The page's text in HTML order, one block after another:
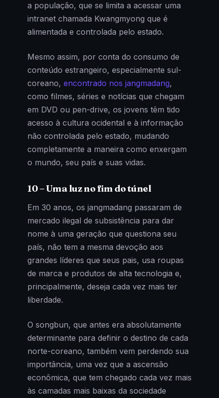
a população, que se limita a acessar uma
intranet chamada Kwangmyong que é
alimentada e controlada pelo estado.
Mesmo assim, por conta do consumo de
conteúdo estrangeiro, especialmente sul-
coreano, encontrado nos jangmadang,
como filmes, séries e notícias que chegam
em DVD ou pen-drive, os jovens têm tido
acesso à cultura ocidental e à informação
não controlada pelo estado, mudando
completamente a maneira como enxergam
o mundo, seu país e suas vidas.
10 – Uma luz no fim do túnel
Em 30 anos, os jangmadang passaram de
mercado ilegal de subsistência para dar
nome à uma geração que questiona seu
país, não tem a mesma devoção aos
grandes líderes que seus pais, usa roupas
de marca e produtos de alta tecnologia e,
principalmente, deseja cada vez mais ter
liberdade.
O songbun, que antes era absolutamente
determinante para definir o destino de cada
norte-coreano, também vem perdendo sua
importância, uma vez que a ascensão
econômica, que tem chegado cada vez mais
às camadas mais baixas da sociedade